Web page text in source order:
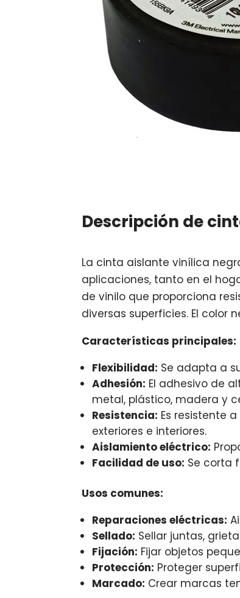
Descripción de
La cinta aislante vinílica
aplicaciones, tanto en el
de vinilo que proporciona
diversas superficies. El color
Características principales:
Flexibilidad: Se adapta a
Adhesión: El adhesivo de
metal, plástico, madera y
Resistencia: Es resistente
exteriores e interiores.
Aislamiento eléctrico:
Facilidad de uso: Se corta
Usos comunes:
Reparaciones eléctricas:
Sellado: Sellar juntas,
Fijación: Fijar objetos
Protección: Proteger
Marcado: Crear marcas